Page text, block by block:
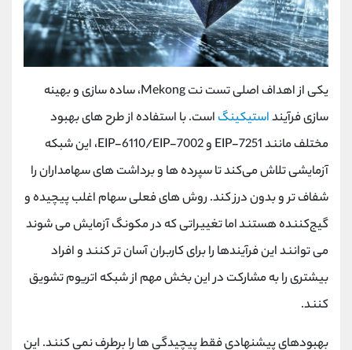
یکی از اهداف اصلی تست نت Mekong، ساده‌ سازی و بهینه
‌سازی فرآینداستیکینگ است. با استفاده از طرح ‌های بهبود
مختلف مانند EIP-7251 و EIP-6110/EIP-7002، این شبکه
آزمایشی تلاش می‌کند تا سپرده ‌ها و برداشت ‌های سهامداران را
شفاف ‌تر و بدون درز کند. روش‌ های فعلی سهام اغلب پیچیده و
گیج‌کننده هستند اما تغییراتی که در مکونگ آزمایش می ‌شوند
می ‌توانند این فرآیندها را برای کاربران آسان‌ تر کنند و افراد
بیشتری را به مشارکت در این بخش مهم از شبکه اتریوم تشویق
کنند.
بهبودهای پیشنهادی فقط پیچیدگی ها را برطرف نمی کنند. این